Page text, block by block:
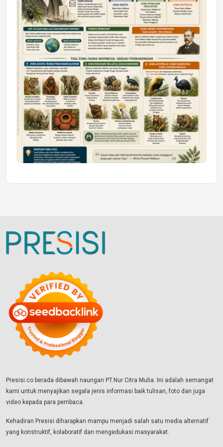
Presisi.co berada dibawah naungan PT.Nur Citra Mulia. Ini adalah semangat
kami untuk menyajikan segala jenis informasi baik tulisan, foto dan juga
video kepada para pembaca.
Kehadiran Presisi diharapkan mampu menjadi salah satu media alternatif
yang konstruktif, kolaboratif dan mengedukasi masyarakat.